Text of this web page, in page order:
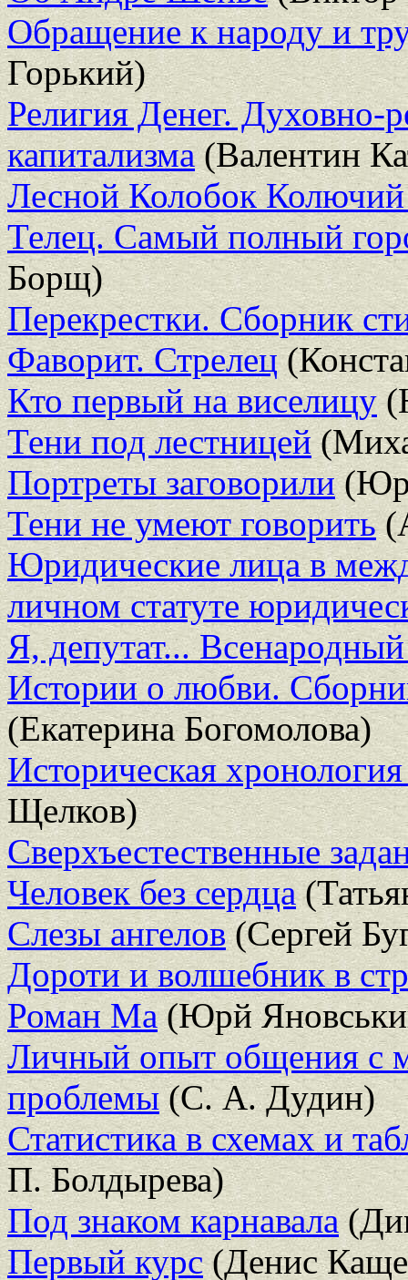
Обращение к народу и
Горький)
Религия Денег. Духовно-
капитализма(Валентин
Лесной Колобок
Телец. Самый полный
Борщ)
Перекрестки. Сборник
Фаворит. Стрелец
Кто первый на виселицу
Тени под лестницей
Портреты заговорили
Тени не умеют говорить
Юридические лица в
личном статуте
Я, депутат...
Истории о любви.
(Екатерина Богомолова)
Историческая
Щелков)
Сверхъестественные
Человек без сердца
Слезы ангелов(Сергей
Дороти и волшебник в
Роман Ма(Юрй
Личный опыт общения с
проблемы(С. А. Дудин)
Статистика в схемах и
П. Болдырева)
Под знаком карнавала
Первый курс(Денис